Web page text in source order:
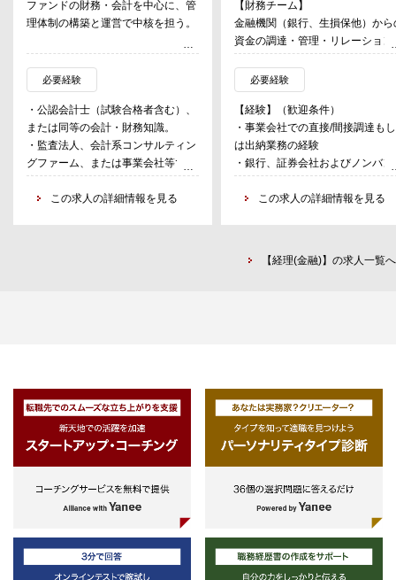
ファンドの財務・会計を中心に、管
理体制の構築と運営で中核を担う。
・ファンドの会計業務・管理業務、
決算、キャッシュフロー管理
・ファンドレイジング支援（組合契
約書の作成・交渉補助、デューデリ
ジェンス対応等）
・投資先の企業価値評価やファンド
パフォーマンス分析
ール計画の策定
必要経験
・公認会計士（試験合格者含む）、
または同等の会計・財務知識。
・監査法人、会計系コンサルティン
グファーム、または事業会社等での
実務経験（ミニマム3 年以上)
・VC やスタートアップへの強い関
この求人の詳細情報を見る
【財務チーム】
金融機関（銀行、生損保他）から
資金の調達・管理・リレーション
ップマネージメント、等
【資本市場チーム】
国内外における社債・ABS・CP
の発行（マーケティング、ドキュ
ンテーション及び発行後の管理含
む）、デリバティブの執行、等
【企画管理チーム】
手段、金額、コスト等）の立案・
円貨・外貨の資金繰り管理、等
必要経験
【経験】（歓迎条件）
・事業会社での直接/間接調達も
は出納業務の経験
・銀行、証券会社およびノンバン
での法人営業経験
・金融機関での資産運用経験
・ロジカルな思考力および表現方
がある方
・PowerPoint等を使ったプレゼ
料作成のスキルがある方
※応募時点で上記全てを持ち合わ
ている必要はございません。
＜想定する人材＞
・金融機関や事業会社の財務部等
対金融機関、投資家等との交渉（
得）を粘り強く行うことができる
ァイナンスの知見と営業経験をお
この求人の詳細情報を見る
【経理(金融)】の求人一覧へ